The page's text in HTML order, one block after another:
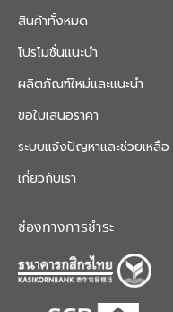
สินค้าทั้งหมด
โปรโมชั่นแนะนำ
ผลิตภัณฑ์ใหม่และแนะนำ
ขอใบเสนอราคา
ระบบแจ้งปัญหาและช่วยเหลือ
เกี่ยวกับเรา
ช่องทางการชำระ